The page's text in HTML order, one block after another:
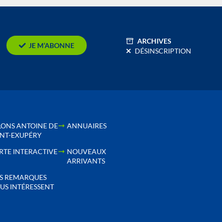
JE M’ABONNE
ARCHIVES
DÉSINSCRIPTION
ANTOINE DE
EXUPÉRY
ANNUAIRES
INTERACTIVE
NOUVEAUX
ARRIVANTS
REMARQUES
INTÉRESSENT